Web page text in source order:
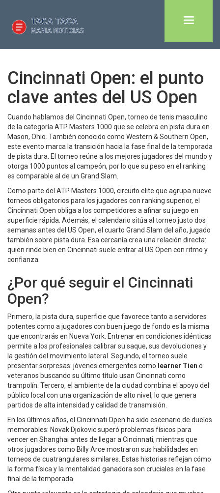
Cincinnati Open: el punto
clave antes del US Open
Cuando hablamos del Cincinnati Open, torneo de tenis masculino
de la categoría ATP Masters 1000 que se celebra en pista dura en
Mason, Ohio . También conocido como Western & Southern Open,
este evento marca la transición hacia la fase final de la temporada
de pista dura. El torneo reúne a los mejores jugadores del mundo y
otorga 1000 puntos al campeón, por lo que su peso en el ranking
es comparable al de un Grand Slam.
Como parte del ATP Masters 1000, circuito elite que agrupa nueve
torneos obligatorios para los jugadores con ranking superior, el
Cincinnati Open obliga a los competidores a afinar su juego en
superficie rápida. Además, el calendario sitúa al torneo justo dos
semanas antes del US Open, el cuarto Grand Slam del año, jugado
también sobre pista dura . Esa cercanía crea una relación directa:
quien rinde bien en Cincinnati suele entrar al US Open con ritmo y
confianza.
¿Por qué seguir el Cincinnati
Open?
Primero, la pista dura, superficie que favorece tanto a servidores
potentes como a jugadores con buen juego de fondo es la misma
que encontrarás en Nueva York. Entrenar en condiciones idénticas
permite a los profesionales calibrar su saque, sus devoluciones y
la gestión del movimiento lateral. Segundo, el torneo suele
presentar sorpresas: jóvenes emergentes como learner Tien o
veteranos buscando su último título usan Cincinnati como
trampolín. Tercero, el ambiente de la ciudad combina el apoyo del
público local con una organización de alto nivel, lo que genera
partidos de alta intensidad y calidad de transmisión.
En los últimos años, el Cincinnati Open ha sido escenario de duelos
memorables: Novak Djokovic superó problemas físicos para
vencer en Shanghai antes de llegar a Cincinnati, mientras que
otros jugadores como Billy Arce mostraron sus habilidades en
torneos de cuatrangulares similares. Estas historias reflejan cómo
la forma física y la mentalidad ganadora son cruciales en la fase
final de la temporada.